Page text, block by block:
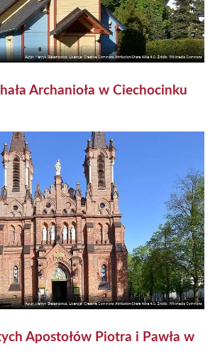
Archanioła w Ciechocinku
Apostołów Piotra i Pawła w